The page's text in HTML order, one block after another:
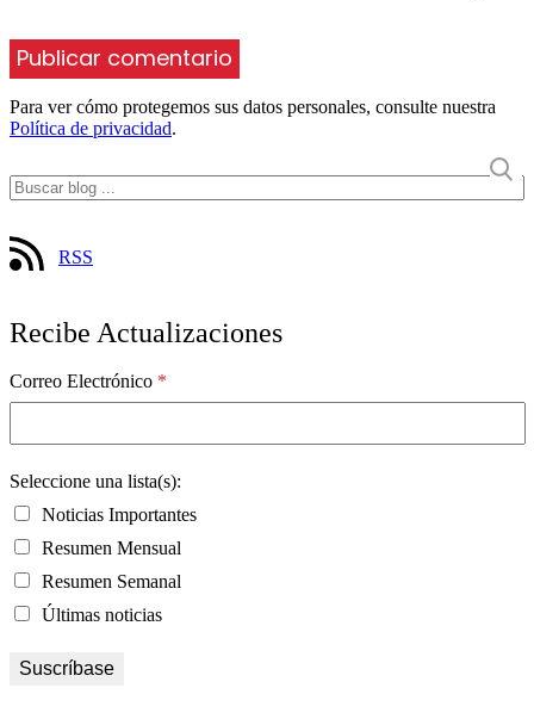
Para ver cómo protegemos sus datos personales, consulte nuestra
Política de privacidad.
RSS
Recibe Actualizaciones
Correo Electrónico *
Seleccione una lista(s):
Noticias Importantes
Resumen Mensual
Resumen Semanal
Últimas noticias